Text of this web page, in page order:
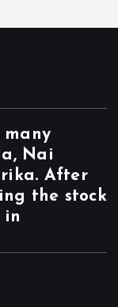
many
Nai
After
the stock
in